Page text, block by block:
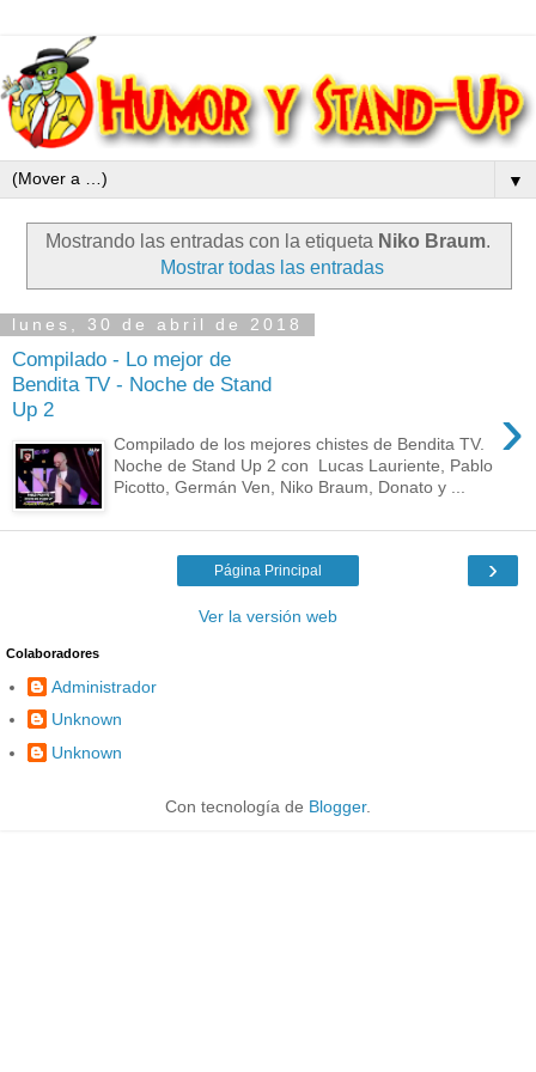
▼
Mostrando las entradas con la etiqueta Niko Braum.
Mostrar todas las entradas
lunes, 30 de abril de 2018
Compilado - Lo mejor de
Bendita TV - Noche de Stand
Up 2
›
Compilado de los mejores chistes de Bendita TV.
Noche de Stand Up 2 con Lucas Lauriente, Pablo
Picotto, Germán Ven, Niko Braum, Donato y ...
›
Página Principal
Ver la versión web
Colaboradores
Administrador
Unknown
Unknown
Con tecnología de Blogger.